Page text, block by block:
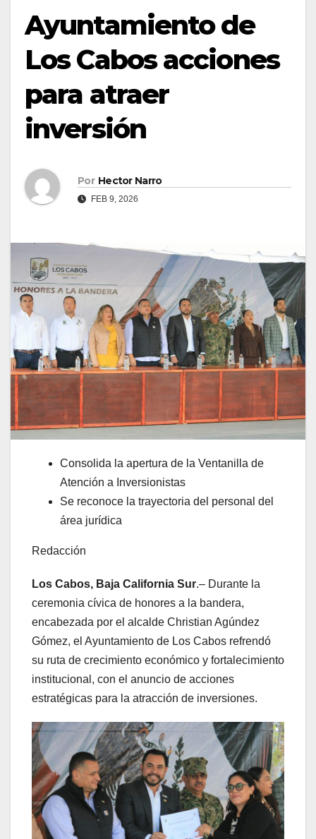
Ayuntamiento de
Los Cabos acciones
para atraer
inversión
Por Hector Narro
FEB 9, 2026
Consolida la apertura de la Ventanilla de
Atención a Inversionistas
Se reconoce la trayectoria del personal del
área jurídica
Redacción
Los Cabos, Baja California Sur.– Durante la
ceremonia cívica de honores a la bandera,
encabezada por el alcalde Christian Agúndez
Gómez, el Ayuntamiento de Los Cabos refrendó
su ruta de crecimiento económico y fortalecimiento
institucional, con el anuncio de acciones
estratégicas para la atracción de inversiones.